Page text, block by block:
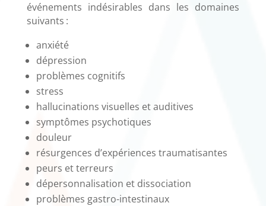
événements indésirables dans les domaines
suivants :
anxiété
dépression
problèmes cognitifs
stress
hallucinations visuelles et auditives
symptômes psychotiques
douleur
résurgences d’expériences traumatisantes
peurs et terreurs
dépersonnalisation et dissociation
problèmes gastro-intestinaux